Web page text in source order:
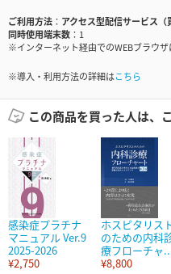
ご利用方法
アクセス型配信サービス（
同時使用端末数
1
※インターネット経由でのWEBブラウザ
※導入・利用方法の詳細はこちら
この商品を買った人は、
感染症プラチナ
マニュアル Ver.9
2025-2026
¥2,750
ホスピタリス
のための内科
療フローチャ
¥8,800